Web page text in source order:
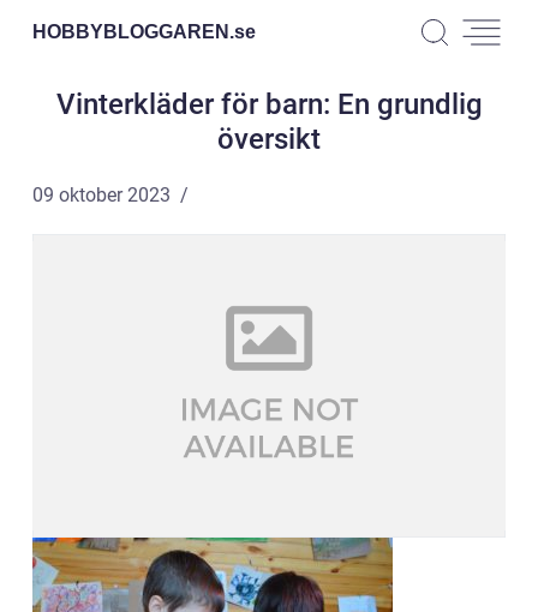
HOBBYBLOGGAREN.se
Vinterkläder för barn: En grundlig
översikt
09 oktober 2023